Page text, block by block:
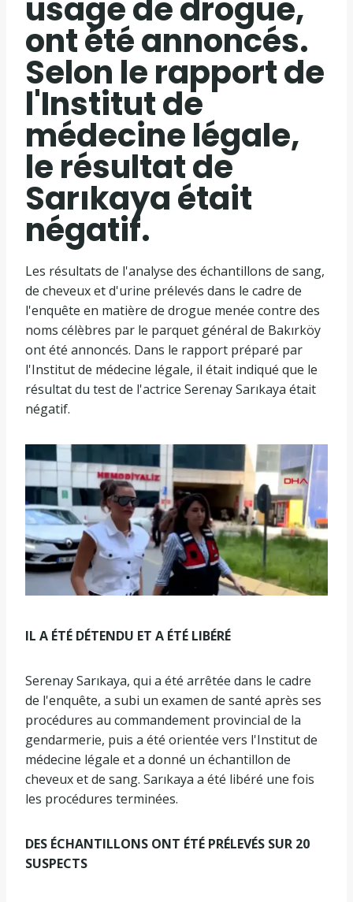
usage de drogue,
ont été annoncés.
Selon le rapport de
l'Institut de
médecine légale,
le résultat de
Sarıkaya était
négatif.
Les résultats de l'analyse des échantillons de sang,
de cheveux et d'urine prélevés dans le cadre de
l'enquête en matière de drogue menée contre des
noms célèbres par le parquet général de Bakırköy
ont été annoncés. Dans le rapport préparé par
l'Institut de médecine légale, il était indiqué que le
résultat du test de l'actrice Serenay Sarıkaya était
négatif.
IL A ÉTÉ DÉTENDU ET A ÉTÉ LIBÉRÉ
Serenay Sarıkaya, qui a été arrêtée dans le cadre
de l'enquête, a subi un examen de santé après ses
procédures au commandement provincial de la
gendarmerie, puis a été orientée vers l'Institut de
médecine légale et a donné un échantillon de
cheveux et de sang. Sarıkaya a été libéré une fois
les procédures terminées.
DES ÉCHANTILLONS ONT ÉTÉ PRÉLEVÉS SUR 20
SUSPECTS